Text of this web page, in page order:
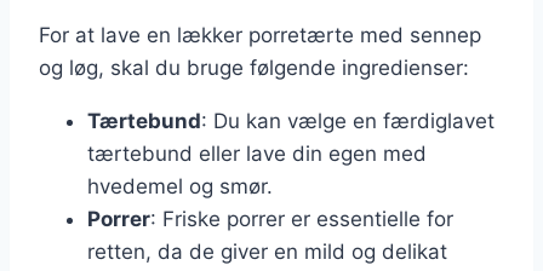
For at lave en lækker porretærte med sennep
og løg, skal du bruge følgende ingredienser:
Tærtebund: Du kan vælge en færdiglavet
tærtebund eller lave din egen med
hvedemel og smør.
Porrer: Friske porrer er essentielle for
retten, da de giver en mild og delikat